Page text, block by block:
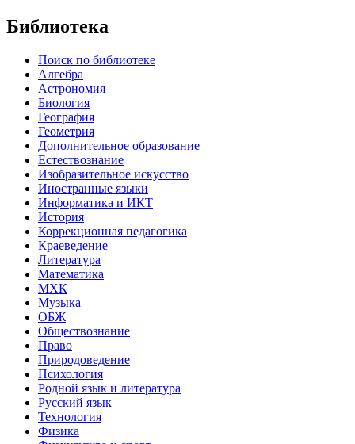
Библиотека
Поиск по библиотеке
Алгебра
Астрономия
Биология
География
Геометрия
Дополнительное образование
Естествознание
Изобразительное искусство
Иностранные языки
Информатика и ИКТ
История
Коррекционная педагогика
Краеведение
Литература
Математика
МХК
Музыка
ОБЖ
Обществознание
Право
Природоведение
Психология
Родной язык и литература
Русский язык
Технология
Физика